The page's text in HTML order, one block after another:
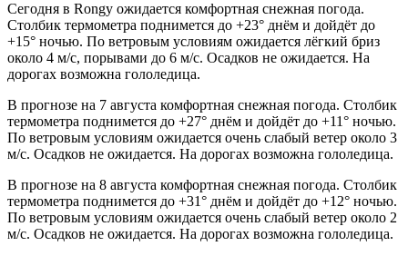
Сегодня в Rongy ожидается комфортная снежная погода.
Столбик термометра поднимется до +23° днём и дойдёт до
+15° ночью. По ветровым условиям ожидается лёгкий бриз
около 4 м/с, порывами до 6 м/с. Осадков не ожидается. На
дорогах возможна гололедица.
В прогнозе на 7 августа комфортная снежная погода. Столбик
термометра поднимется до +27° днём и дойдёт до +11° ночью.
По ветровым условиям ожидается очень слабый ветер около 3
м/с. Осадков не ожидается. На дорогах возможна гололедица.
В прогнозе на 8 августа комфортная снежная погода. Столбик
термометра поднимется до +31° днём и дойдёт до +12° ночью.
По ветровым условиям ожидается очень слабый ветер около 2
м/с. Осадков не ожидается. На дорогах возможна гололедица.